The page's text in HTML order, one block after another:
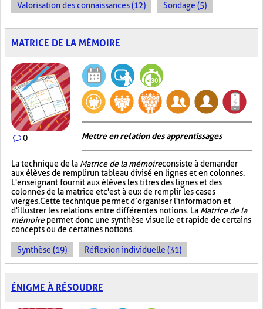
Valorisation des connaissances (12) Sondage (5)
MATRICE DE LA MÉMOIRE
0 Mettre en relation des apprentissages
La technique de la Matrice de la mémoireconsiste à demander
aux élèves de remplir un tableau divisé en lignes et en colonnes.
L'enseignant fournit aux élèves les titres des lignes et des
colonnes de la matrice et c'est à eux de remplir les cases
vierges. Cette technique permet d’organiser l'information et
d'illustrer les relations entre différentes notions. La Matrice de la
mémoirepermet donc une synthèse visuelle et rapide de certains
concepts ou de certaines notions.
Synthèse (19) Réflexion individuelle (31)
ÉNIGME À RÉSOUDRE